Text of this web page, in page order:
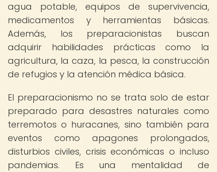
agua potable, equipos de supervivencia,
medicamentos y herramientas básicas.
Además, los preparacionistas buscan
adquirir habilidades prácticas como la
agricultura, la caza, la pesca, la construcción
de refugios y la atención médica básica.
El preparacionismo no se trata solo de estar
preparado para desastres naturales como
terremotos o huracanes, sino también para
eventos como apagones prolongados,
disturbios civiles, crisis económicas o incluso
pandemias. Es una mentalidad de